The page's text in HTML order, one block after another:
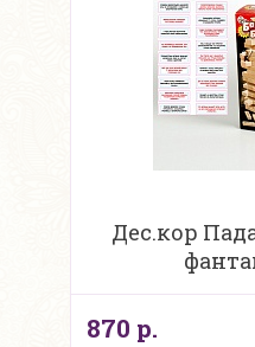
Дес.кор
870 р.